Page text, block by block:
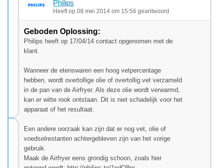
Philips
Heeft op 08 mei 2014 om 15:56 geantwoord
Geboden Oplossing:
Philips heeft op 17/04/14 contact opgenomen met de
klant.
Wanneer de etenswaren een hoog vetpercentage
hebben, wordt overtollige olie of overtollig vet verzameld
in de pan van de Airfryer. Als deze olie wordt verwarmd,
kan er witte rook ontstaan. Dit is niet schadelijk voor het
apparaat of het resultaat.
Een andere oorzaak kan zijn dat er nog vet, olie of
voedselrestanten achtergebleven zijn van het vorige
gebruik.
Maak de Airfryer eens grondig schoon, zoals hier